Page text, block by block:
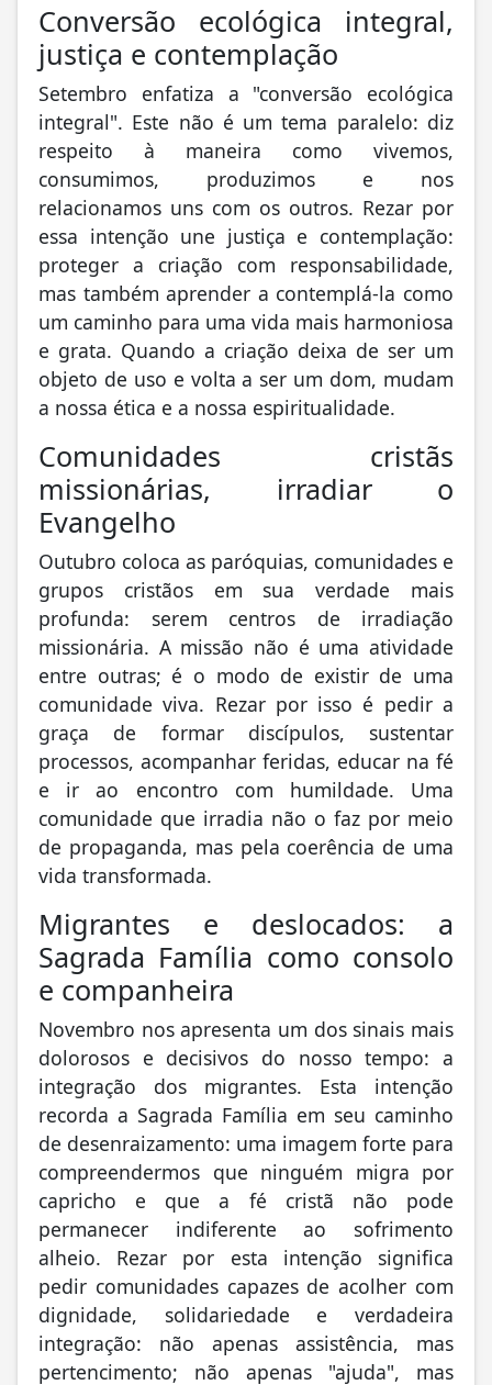
Conversão ecológica integral,
justiça e contemplação
Setembro enfatiza a "conversão ecológica
integral". Este não é um tema paralelo: diz
respeito à maneira como vivemos,
consumimos, produzimos e nos
relacionamos uns com os outros. Rezar por
essa intenção une justiça e contemplação:
proteger a criação com responsabilidade,
mas também aprender a contemplá-la como
um caminho para uma vida mais harmoniosa
e grata. Quando a criação deixa de ser um
objeto de uso e volta a ser um dom, mudam
a nossa ética e a nossa espiritualidade.
Comunidades cristãs
missionárias, irradiar o
Evangelho
Outubro coloca as paróquias, comunidades e
grupos cristãos em sua verdade mais
profunda: serem centros de irradiação
missionária. A missão não é uma atividade
entre outras; é o modo de existir de uma
comunidade viva. Rezar por isso é pedir a
graça de formar discípulos, sustentar
processos, acompanhar feridas, educar na fé
e ir ao encontro com humildade. Uma
comunidade que irradia não o faz por meio
de propaganda, mas pela coerência de uma
vida transformada.
Migrantes e deslocados: a
Sagrada Família como consolo
e companheira
Novembro nos apresenta um dos sinais mais
dolorosos e decisivos do nosso tempo: a
integração dos migrantes. Esta intenção
recorda a Sagrada Família em seu caminho
de desenraizamento: uma imagem forte para
compreendermos que ninguém migra por
capricho e que a fé cristã não pode
permanecer indiferente ao sofrimento
alheio. Rezar por esta intenção significa
pedir comunidades capazes de acolher com
dignidade, solidariedade e verdadeira
integração: não apenas assistência, mas
pertencimento; não apenas "ajuda", mas